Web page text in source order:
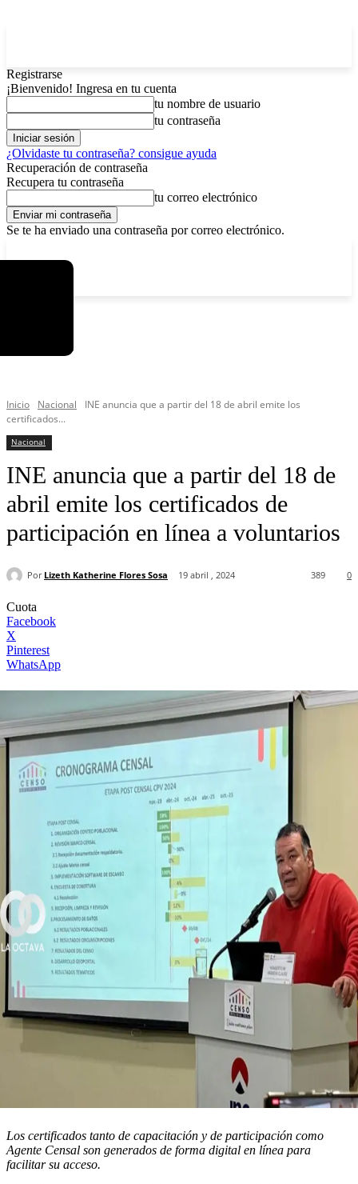
Registrarse
¡Bienvenido! Ingresa en tu cuenta
tu nombre de usuario
tu contraseña
¿Olvidaste tu contraseña? consigue ayuda
Recuperación de contraseña
Recupera tu contraseña
tu correo electrónico
Se te ha enviado una contraseña por correo electrónico.
Inicio Nacional
INE anuncia que a partir del 18 de abril emite los
certificados...
Nacional
INE anuncia que a partir del 18 de
abril emite los certificados de
participación en línea a voluntarios
Por Lizeth Katherine Flores Sosa 19 abril , 2024 0
389
Cuota
Facebook
X
Pinterest
WhatsApp
Los certificados tanto de capacitación y de participación como
Agente Censal son generados de forma digital en línea para
facilitar su acceso.